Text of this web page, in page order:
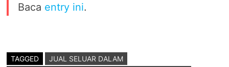
Baca entry ini.
TAGGED
JUAL SELUAR DALAM